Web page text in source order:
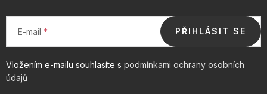
E-mail
Vložením e-mailu souhlasíte s podmínkami ochrany osobních
údajů
PŘIHLÁSIT SE